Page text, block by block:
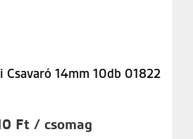
Csavaró 14mm 10db 01822
Ft / csomag